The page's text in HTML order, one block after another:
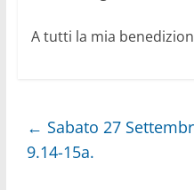
A tutti la mia
← Sabato 27
9.14-15a.